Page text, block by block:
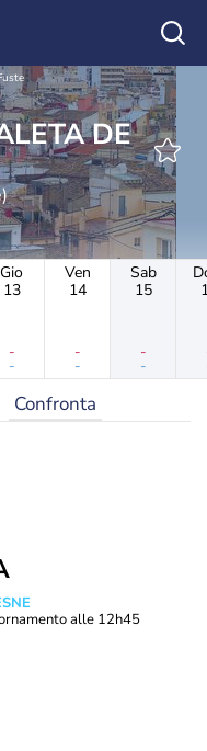
Gio
13
-
-
Ven
14
-
-
Sab
15
-
-
Confronta
alle 12h45